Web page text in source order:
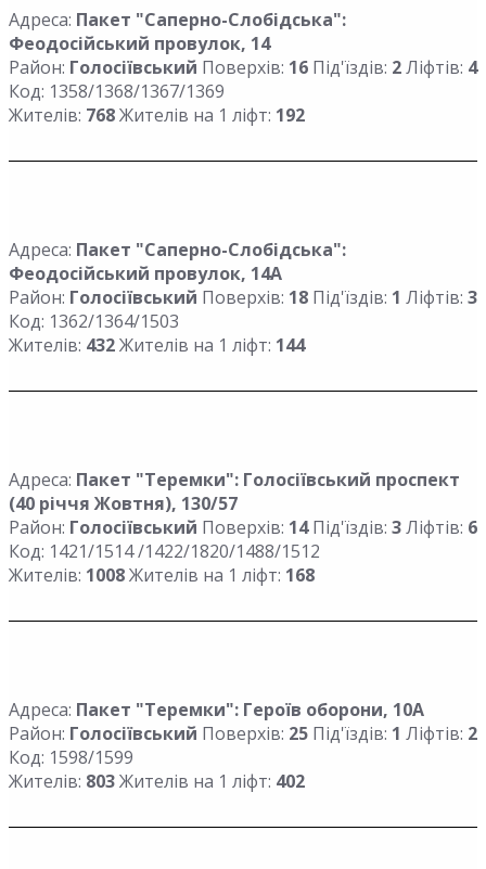
Адреса: Пакет "Саперно-Слобідська":
Феодосійський провулок, 14
Район: Голосіївський Поверхів: 16 Під'їздів: 2Ліфтів: 4
Код: 1358/1368/1367/1369
Жителів: 768Жителів на 1 ліфт: 192
Адреса: Пакет "Саперно-Слобідська":
Феодосійський провулок, 14А
Район: Голосіївський Поверхів: 18 Під'їздів: 1 Ліфтів: 3
Код: 1362/1364/1503
Жителів: 432Жителів на 1 ліфт: 144
Адреса: Пакет "Теремки": Голосіївський проспект
(40 річчя Жовтня), 130/57
Район: Голосіївський Поверхів: 14Під'їздів: 3Ліфтів: 6
Код: 1421/1514 /1422/1820/1488/1512
Жителів: 1008Жителів на 1 ліфт: 168
Адреса: Пакет "Теремки": Героїв оборони, 10А
Район: Голосіївський Поверхів: 25 Під'їздів: 1 Ліфтів: 2
Код: 1598/1599
Жителів: 803Жителів на 1 ліфт: 402